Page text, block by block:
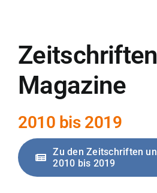
Magazine
2010 bis 2019
Zu den Zeitschriften
2010 bis 2019